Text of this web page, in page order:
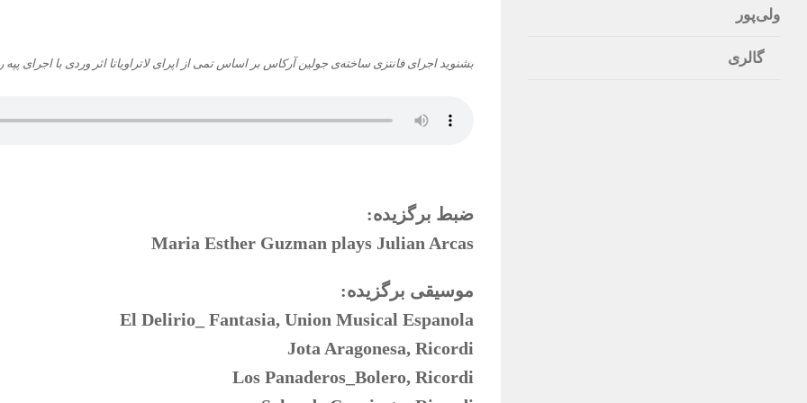
بشنوید اجرای فانتزی ساخته‌ی جولین آرکاس بر اساس تمی از اپرای لاتراویاتا اثر وردی با اجرای پپه
ضبط‌ برگزیده:
Maria Esther Guzman plays Julian Arcas
موسیقی برگزیده:
El Delirio_ Fantasia, Union Musical Espanola
Jota Aragonesa, Ricordi
Los Panaderos_Bolero, Ricordi
ولی‌پور
گالری